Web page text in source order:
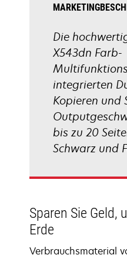
Die
X543dn Farb-
integrierten
Kopieren und
bis zu 20
Schwarz und
Sparen Sie Geld,
Erde
Verbrauchsmaterial